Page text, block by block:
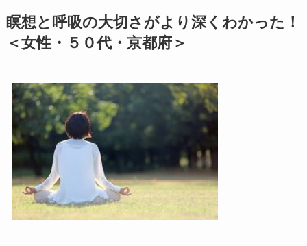
瞑想と呼吸の大切さがより深くわかった！
＜女性・５０代・京都府＞